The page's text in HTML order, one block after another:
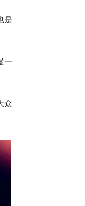
是
一
众